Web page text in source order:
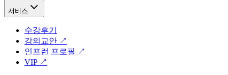
서비스
수강후기
강의교안 ↗
인프런 프로필 ↗
VIP↗